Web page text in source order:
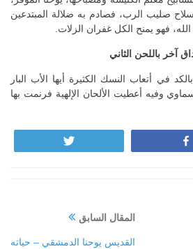
سلاح صليب الرب، فصادم به ضلالة المبتدعين
فهو يمنح الكل غفران الزلات.
آخر باللحن الثاني
في أتعاب النسك الكثيرة أيها الأب البار
وفيه أعطيت الألحان الإلهية فرنمت بها
المقال السابق
القديس يوحنا الدمشقي – حياته